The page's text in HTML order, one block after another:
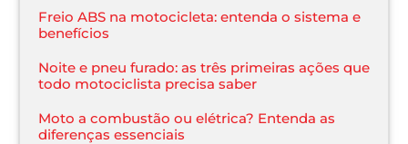
Freio ABS na motocicleta: entenda o sistema e
benefícios
Noite e pneu furado: as três primeiras ações que
todo motociclista precisa saber
Moto a combustão ou elétrica? Entenda as
diferenças essenciais